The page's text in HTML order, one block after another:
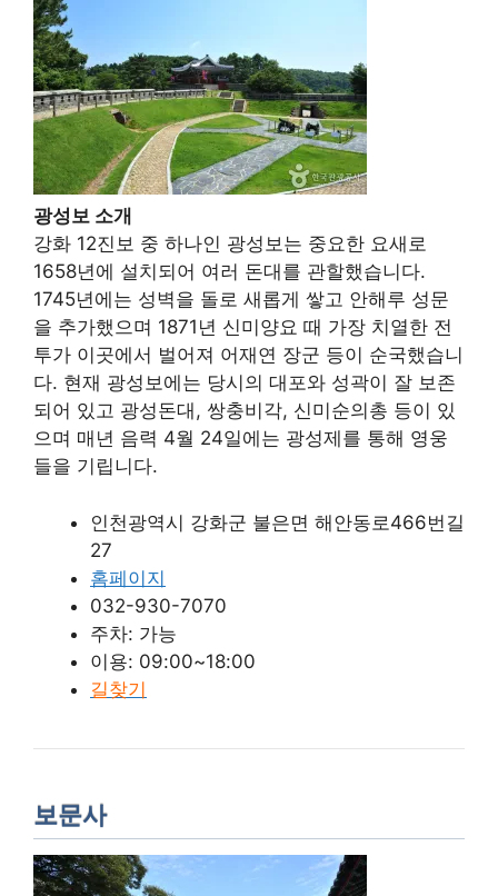
광성보 소개
강화 12진보 중 하나인 광성보는 중요한 요새로
1658년에 설치되어 여러 돈대를 관할했습니다.
1745년에는 성벽을 돌로 새롭게 쌓고 안해루 성문
을 추가했으며 1871년 신미양요 때 가장 치열한 전
투가 이곳에서 벌어져 어재연 장군 등이 순국했습니
다. 현재 광성보에는 당시의 대포와 성곽이 잘 보존
되어 있고 광성돈대, 쌍충비각, 신미순의총 등이 있
으며 매년 음력 4월 24일에는 광성제를 통해 영웅
들을 기립니다.
인천광역시 강화군 불은면 해안동로466번길
27
홈페이지
032-930-7070
주차: 가능
이용: 09:00~18:00
길찾기
보문사